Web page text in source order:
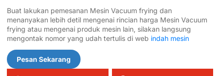
Buat lakukan pemesanan Mesin Vacuum frying dan
menanyakan lebih detil mengenai rincian harga Mesin Vacuum
frying atau mengenai produk mesin lain, silakan langsung
mengontak nomor yang udah tertulis di web indah mesin
Pesan Sekarang